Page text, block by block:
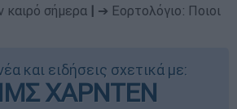
καιρό σήμερα
➔ Εορτολόγιο: Ποιοι
και ειδήσεις σχετικά με:
ΧΑΡΝΤΕΝ